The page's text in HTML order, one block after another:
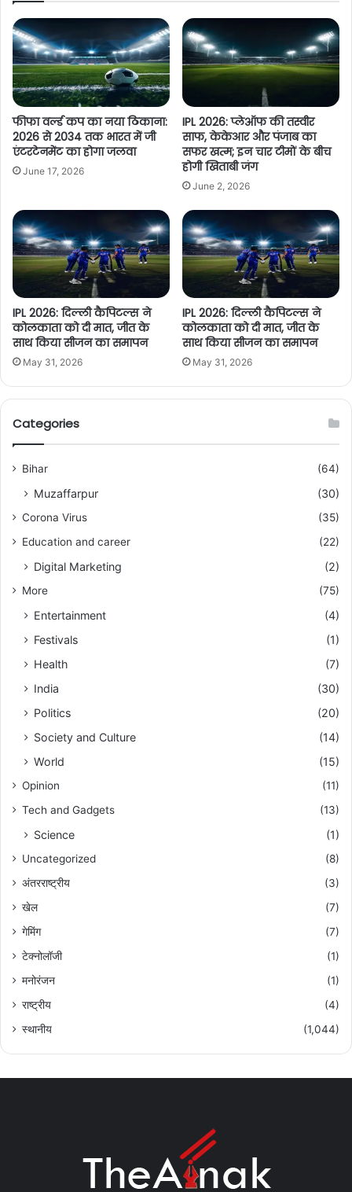
फीफा वर्ल्ड कप का नया ठिकाना:
2026 से 2034 तक भारत में जी
एंटरटेनमेंट का होगा जलवा
June 17, 2026
IPL 2026: प्लेऑफ की तस्वीर
साफ, केकेआर और पंजाब का
सफर खत्म; इन चार टीमों के बीच
होगी खिताबी जंग
June 2, 2026
IPL 2026: दिल्ली कैपिटल्स ने
कोलकाता को दी मात, जीत के
साथ किया सीजन का समापन
May 31, 2026
IPL 2026: दिल्ली कैपिटल्स ने
कोलकाता को दी मात, जीत के
साथ किया सीजन का समापन
May 31, 2026
Categories
Bihar (64)
Muzaffarpur (30)
Corona Virus
(35)
Education and career
(22)
Digital Marketing (2)
More (75)
Entertainment
(4)
Festivals
(1)
Health
(7)
India
(30)
Politics
(20)
Society and Culture
(14)
World
(15)
Opinion
(11)
Tech and Gadgets
(13)
Science (1)
Uncategorized
(8)
अंतरराष्ट्रीय
(3)
खेल
(7)
गेमिंग
(7)
टेक्नोलॉजी
(1)
मनोरंजन
(1)
राष्ट्रीय
(4)
स्थानीय
(1,044)